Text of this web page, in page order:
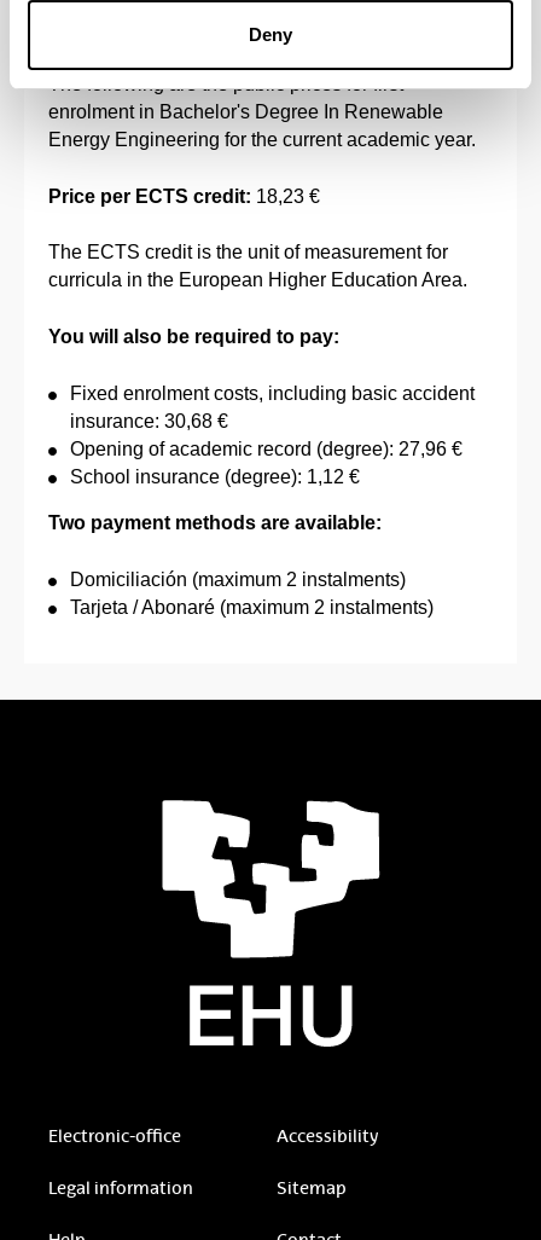
Deny
The following are the public prices for first
enrolment in Bachelor's Degree In Renewable
Energy Engineering for the current academic year.
Price per ECTS credit: 18,23 €
The ECTS credit is the unit of measurement for
curricula in the European Higher Education Area.
You will also be required to pay:
Fixed enrolment costs, including basic accident
insurance: 30,68 €
Opening of academic record (degree): 27,96 €
School insurance (degree): 1,12 €
Two payment methods are available:
Domiciliación (maximum 2 instalments)
Tarjeta / Abonaré (maximum 2 instalments)
Electronic-office Accessibility
Legal information Sitemap